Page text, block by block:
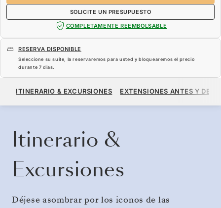
SOLICITE UN PRESUPUESTO
COMPLETAMENTE REEMBOLSABLE
RESERVA DISPONIBLE
Seleccione su suite, la reservaremos para usted y bloquearemos el precio
durante 7 dias.
14.040 US$
ITINERARIO & EXCURSIONES EXTENSIONES ANTES Y
Itinerario &
Excursiones
Déjese asombrar por los iconos de las